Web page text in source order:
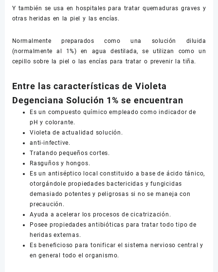
Y también se usa en hospitales para tratar quemaduras graves y
otras heridas en la piel y las encías.
Normalmente preparados como una solución diluida
(normalmente al 1%) en agua destilada, se utilizan como un
cepillo sobre la piel o las encías para tratar o prevenir la tiña.
Entre las características de Violeta
Degenciana Solución 1% se encuentran
Es un compuesto químico empleado como indicador de
pH y colorante.
Violeta de actualidad solución.
anti-infective.
Tratando pequeños cortes.
Rasguños y hongos.
Es un antiséptico local constituido a base de ácido tánico,
otorgándole propiedades bactericidas y fungicidas
demasiado potentes y peligrosas si no se maneja con
precaución.
Ayuda a acelerar los procesos de cicatrización.
Posee propiedades antibióticas para tratar todo tipo de
heridas externas.
Es beneficioso para tonificar el sistema nervioso central y
en general todo el organismo.